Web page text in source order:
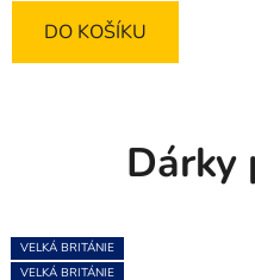
DO KOŠÍKU
Dárky
VELKÁ BRITÁNIE
VELKÁ BRITÁNIE
VELKÁ BRITÁNIE
NOVINKA
PORTUGALSKO
PORTUGALSKO
VELKÁ BRITÁNIE
VELKÁ BRITÁNIE
VELKÁ BRITÁNIE
SKOTSKO
NOVINKA
VELKÁ BRITÁNIE
VELKÁ BRITÁNIE